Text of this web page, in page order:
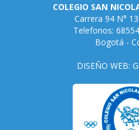
COLEGIO SAN
Carrera 94 N°
Telefonos:
Bogotá -
DISEÑO WEB: